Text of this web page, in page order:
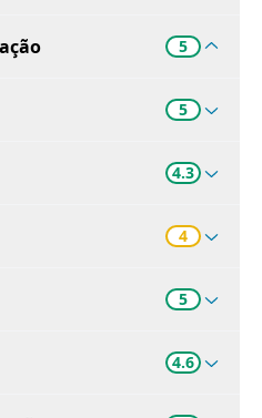
5
5
4.3
4
5
4.6